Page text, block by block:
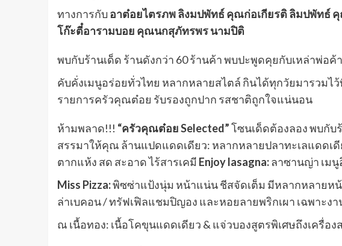
ทางการกับอาต๋อยไตรภพ ลิงมปพัทธ์ คุณก่อเกียรติ ลิมปพัทธ์
โก๊ะตี๋อารามบอย คุณนกสุภัทรพร นามปิติ
พบกับร้านเด็ด ร้านดังกว่า 60 ร้านค้า พบปะพูดคุยกับเหล่าพ่อ
คับคั่งเมนูอร่อยทั่วไทย หลากหลายสไตล์ กินได้ทุกวัยมารวมไ
รายการครัวคุณต๋อย รับรองถูกปาก รสชาติถูกใจแน่นอน
ห้ามพลาด!!! “ครัวคุณต๋อย Selected”โซนเด็ดต้องลอง พบกับ
สรรมาให้คุณ ล้านแปดแดดเดียว: หลากหลายปลาทะเลแดดเ
ตากแห้ง สด สะอาด ไร้สารเคมี Enjoy lasagna:ลาซานญ่า เมนู
Miss Pizza:พิซซ่าแป้งนุ่ม หน้าแน่น ชีสจัดเต็ม มีหลากหลายห
ล่าเบคอน / ทรัฟเฟิลแชมปิญอง และหอยลายพริกเผา เฉพาะง
ณ เนื้อทอง: เนื้อโคขุนแดดเดียว & แจ่วบองสูตรพิเศษถึงเครื่